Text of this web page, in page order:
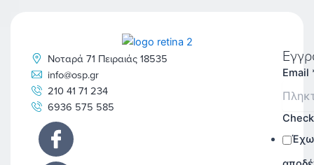
Νοταρά 71 Πειραιάς 18535
info@osp.gr
210 41 71 234
6936 575 585
Email
Έχω